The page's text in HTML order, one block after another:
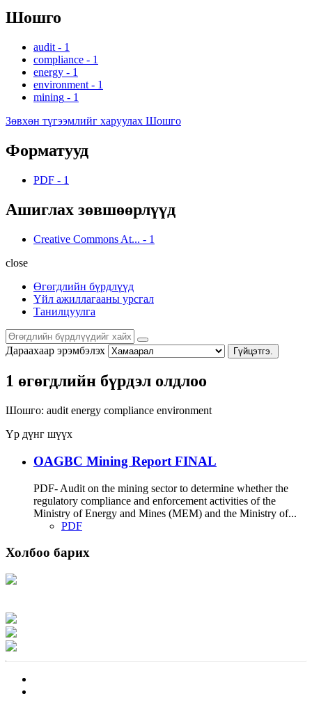
Шошго
audit - 1
compliance - 1
energy - 1
environment - 1
mining - 1
Зөвхөн түгээмлийг харуулах Шошго
Форматууд
PDF - 1
Ашиглах зөвшөөрлүүд
Creative Commons At... - 1
close
Өгөгдлийн бүрдлүүд
Үйл ажиллагааны урсгал
Танилцуулга
Дараахаар эрэмбэлэх Гүйцэтгэ.
1 өгөгдлийн бүрдэл олдлоо
Шошго: audit energy compliance environment
Үр дүнг шүүх
OAGBC Mining Report FINAL
PDF- Audit on the mining sector to determine whether the
regulatory compliance and enforcement activities of the
Ministry of Energy and Mines (MEM) and the Ministry of...
PDF
Холбоо барих